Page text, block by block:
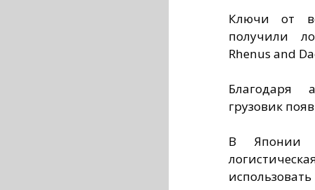
Ключи от
получили
Rhenus and
Благодаря
грузовик
В Японии